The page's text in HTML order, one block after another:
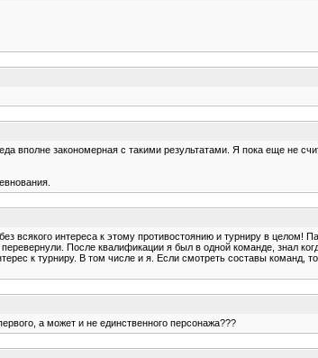
вполне закономерная с такими результатами. Я пока еще не
всякого интереса к этому противостоянию и турниру в целом!
После квалификации я был в одной команде, знал
к турниру. В том числе и я. Если смотреть составы команд,
а может и не единственного персонажа???